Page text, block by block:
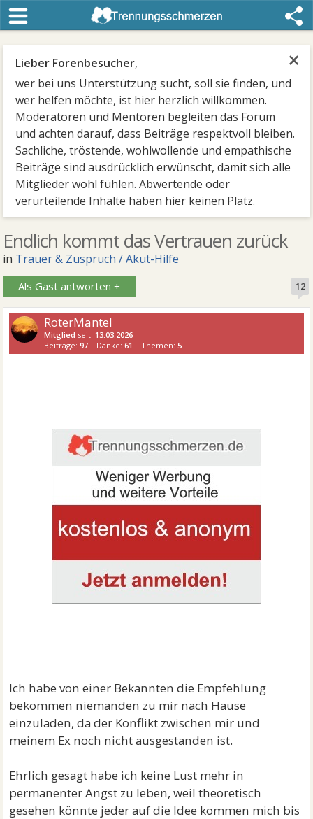
×
Lieber Forenbesucher,
wer bei uns Unterstützung sucht, soll sie finden, und
wer helfen möchte, ist hier herzlich willkommen.
Moderatoren und Mentoren begleiten das Forum
und achten darauf, dass Beiträge respektvoll bleiben.
Sachliche, tröstende, wohlwollende und empathische
Beiträge sind ausdrücklich erwünscht, damit sich alle
Mitglieder wohl fühlen. Abwertende oder
verurteilende Inhalte haben hier keinen Platz.
Endlich kommt das Vertrauen zurück
in Trauer & Zuspruch / Akut-Hilfe
Als Gast antworten + 12
RoterMantel
Mitglied seit: 13.03.2026
Beiträge:97 Danke:61 Themen:5
Ich habe von einer Bekannten die Empfehlung
bekommen niemanden zu mir nach Hause
einzuladen, da der Konflikt zwischen mir und
meinem Ex noch nicht ausgestanden ist.
Ehrlich gesagt habe ich keine Lust mehr in
permanenter Angst zu leben, weil theoretisch
gesehen könnte jeder auf die Idee kommen mich bis